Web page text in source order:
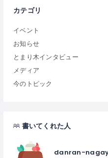
カテゴリ
イベント
お知らせ
とまり木インタビュー
メディア
今のトピック
書いてくれた人
danran-